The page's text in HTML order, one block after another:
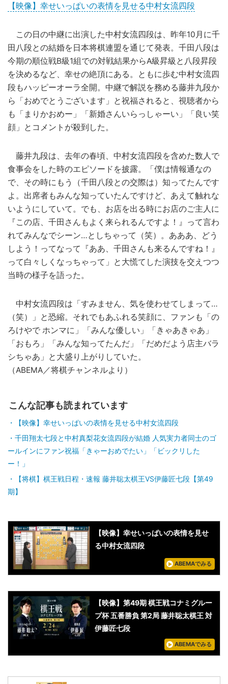
【映像】幸せいっぱいの表情を見せる中村女流四段
この日の中継に出演した中村女流四段は、昨年10月に千
田八段との結婚を日本将棋連盟を通じて発表。千田八段は
今期の順位戦B級1組での対戦結果からA級昇級と八段昇段
を決めるなど、幸せの絶頂にある。ともに歩む中村女流四
段もハッピーオーラ全開。中継で解説を務める藤井九段か
ら「おめでとうございます」と祝福されると、視聴者から
も「まりかおめー」「新婚さんいらっしゃーい」「良い笑
顔」とコメントが殺到した。
藤井九段は、去年の春頃、中村女流四段を含めた数人で
食事会をした時のエピソードを披露。「僕は情報通なの
で、その時にもう（千田八段との交際は）知ってたんです
よ。出席者もみんな知っていたんですけど、あえて触れな
いようにしていて。でも、お店を出る時にお店のご主人に
『この店、千田さんもよく来られるんですよ！』って言わ
れてみんなでシーン…としちゃって（笑）。あああ、どう
しよう！ってなって『ああ、千田さんも来るんですね！』
って白々しくなっちゃって」と大慌てした演技を交えつつ
当時の様子を語った。
中村女流四段は「すみません、気を使わせてしまって…
（笑）」と恐縮。それでもあふれる笑顔に、ファンも「の
ろけやで ホンマに」「みんな優しい」「きゃあきゃあ」
「おもろ」「みんな知ってたんだ」「だめだよう店主バラ
シちゃあ」と大盛り上がりしていた。
（ABEMA／将棋チャンネルより）
こんな記事も読まれています
【映像】幸せいっぱいの表情を見せる中村女流四段
千田翔太七段と中村真梨花女流四段が結婚 人気実力者同士のゴ
ールインにファン祝福「きゃーおめでたい」「ビックリした
ー！」
【将棋】棋王戦日程・速報 藤井聡太棋王VS伊藤匠七段【第49
期】
【映像】幸せいっぱいの表情を見せ
る中村女流四段
ABEMAでみる
【映像】第49期 棋王戦コナミグルー
プ杯 五番勝負 第2局 藤井聡太棋王 対
伊藤匠七段
ABEMAでみる